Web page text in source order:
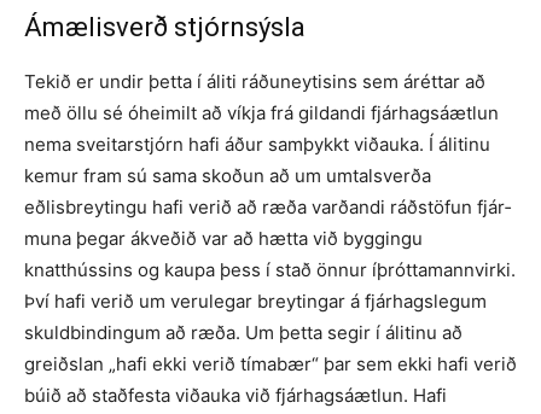
Ámælisverð stjórnsýsla
Tekið er undir þetta í áliti ráðuneytisins sem áréttar að
með öllu sé óheimilt að víkja frá gildandi fjárhagsáætlun
nema sveitarstjórn hafi áður samþykkt viðauka. Í álitinu
kemur fram sú sama skoðun að um umtalsverða
eðlisbreytingu hafi verið að ræða varðandi ráðstöfun fjár­
muna þegar ákveðið var að hætta við byggingu
knatthússins og kaupa þess í stað önnur íþróttamannvirki.
Því hafi verið um verulegar breytingar á fjárhags­legum
skuldbindingum að ræða. Um þetta segir í álitinu að
greiðslan „hafi ekki verið tímabær“ þar sem ekki hafi verið
búið að staðfesta viðauka við fjárhagsáætlun. Hafi